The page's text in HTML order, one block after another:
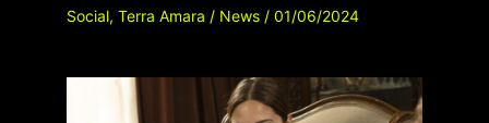
Social, Terra Amara / News/ 01/06/2024